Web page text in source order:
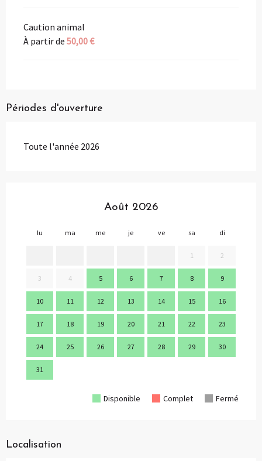
Caution animal
À partir de 50,00 €
Périodes d'ouverture
Toute l'année 2026
Août 2026
lu ma me je ve sa di
1 2
3 4 5 6 7 8 9
10 11 12 13 14 15 16
17 18 19 20 21 22 23
24 25 26 27 28 29 30
31
Disponible Complet Fermé
Localisation